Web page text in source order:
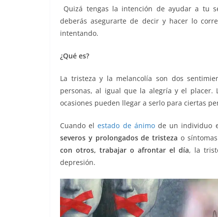
o
k
p k
Quizá tengas la intención de ayudar a tu
deberás asegurarte de decir y hacer lo
intentando.
¿Qué es?
La tristeza y la melancolía son dos
personas, al igual que la alegría y el placer.
ocasiones pueden llegar a serlo para ciertas
Cuando elestado de ánimode un individuo
severos y prolongados de tristeza o
con otros, trabajar o afrontar el día, la
depresión.